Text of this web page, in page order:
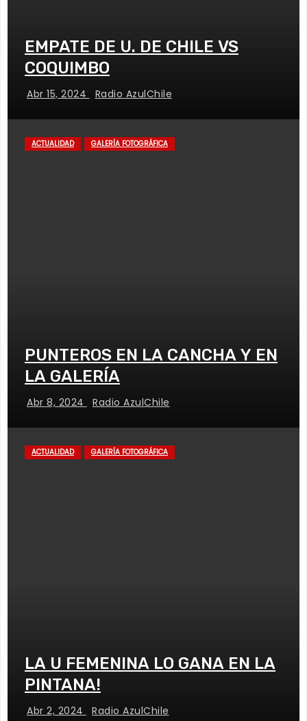
EMPATE DE U. DE CHILE VS
COQUIMBO
Abr 15, 2024 Radio AzulChile
ACTUALIDAD GALERÍA FOTOGRÁFICA
PUNTEROS EN LA CANCHA Y EN
LA GALERÍA
Abr 8, 2024 Radio AzulChile
ACTUALIDAD GALERÍA FOTOGRÁFICA
LA U FEMENINA LO GANA EN LA
PINTANA!
Abr 2, 2024 Radio AzulChile